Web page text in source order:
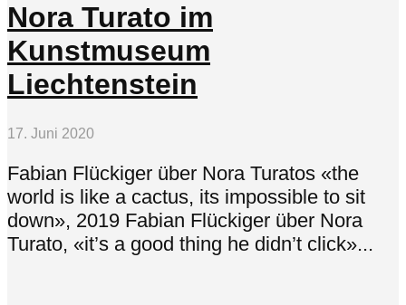
Nora Turato im
Kunstmuseum
Liechtenstein
17. Juni 2020
Fabian Flückiger über Nora Turatos «the
world is like a cactus, its impossible to sit
down», 2019 Fabian Flückiger über Nora
Turato, «it’s a good thing he didn’t click»...